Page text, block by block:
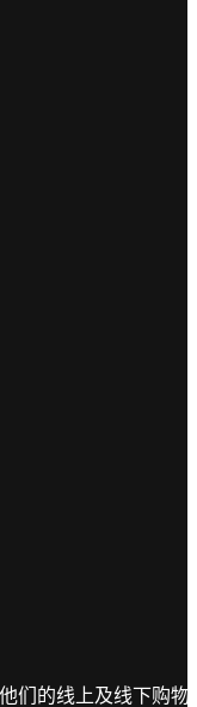
们的线上及线下购物